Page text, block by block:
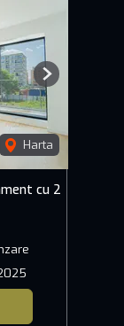
Harta
Next
cu 2